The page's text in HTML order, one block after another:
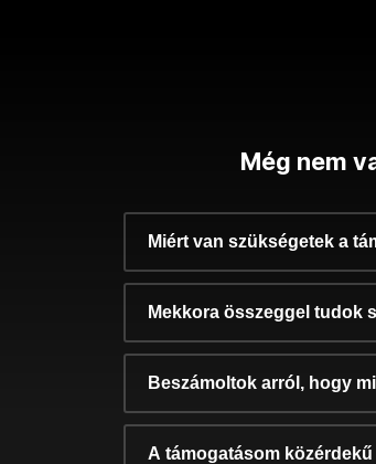
Még nem
Miért van szükségetek a
Mekkora összeggel tudok
Beszámoltok arról, hogy
A támogatásom